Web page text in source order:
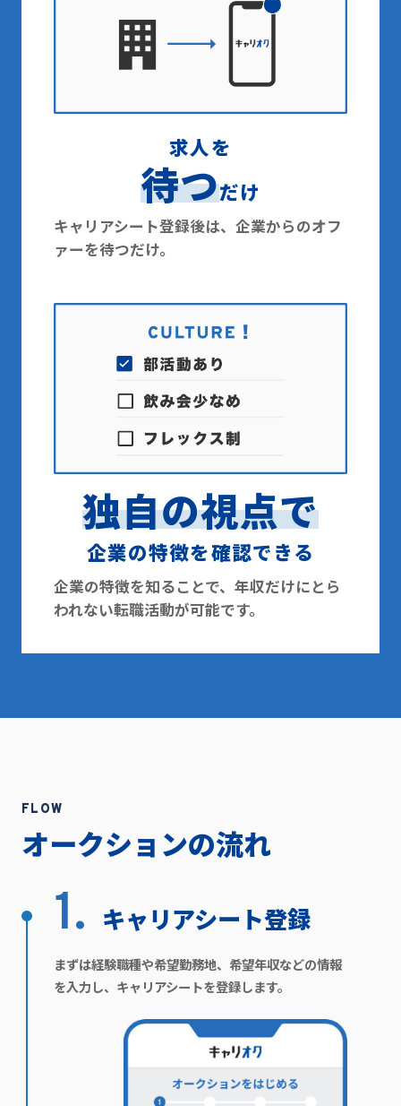
求人を
待つだけ
キャリアシート登録後は、企業からのオフ
ァーを待つだけ。
独自の視点で
企業の特徴を確認できる
企業の特徴を知ることで、年収だけにとら
われない転職活動が可能です。
FLOW
オークションの流れ
1. キャリアシート登録
まずは経験職種や希望勤務地、希望年収などの情報
を入力し、キャリアシートを登録します。